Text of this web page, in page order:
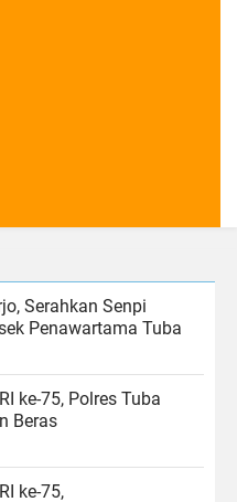
Serahkan Senpi
Penawartama Tuba
ke-75, Polres Tuba
Beras
ke-75,